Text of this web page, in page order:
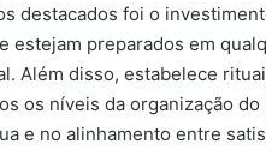
destacados foi o
estejam preparados em
Além disso, estabelece
os níveis da organização do
e no alinhamento entre